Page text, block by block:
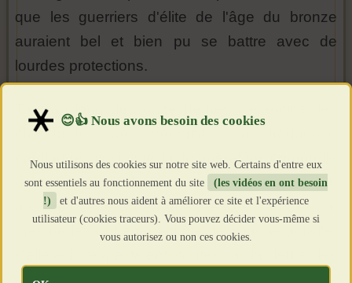
que les guerriers d'élite de l'âge du bronze
auraient bel et bien pu se battre avec de
lourdes protections.
Tout au long des onze heures d'exercice, les
chercheurs ont enregistré la fréquence
cardiaque ainsi que la température corporelle
des porteurs de l'armure. Les scientifiques ont
aussi procédé à des analyses de sang et ont
mesuré le coût énergétique de chaque activité.
descriptions réalisées par
Nous utilisons des cookies sur notre site web. Certains d'entre eux
sont essentiels au fonctionnement du site
(les vidéos en ont besoin
!)
et d'autres nous aident à améliorer ce site et l'expérience
utilisateur (cookies traceurs). Vous pouvez décider vous-même si
vous autorisez ou non ces cookies.